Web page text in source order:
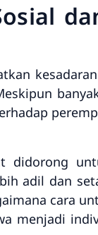
didorong
adil dan
cara
menjadi